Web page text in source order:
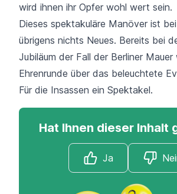
wird ihnen ihr Opfer wohl wert sein.
Dieses spektakuläre Manöver ist
übrigens nichts Neues. Bereits bei
Jubiläum der Fall der Berliner Mauer
Ehrenrunde über das beleuchtete
Für die Insassen ein Spektakel.
Hat Ihnen dieser Inhalt
Ja